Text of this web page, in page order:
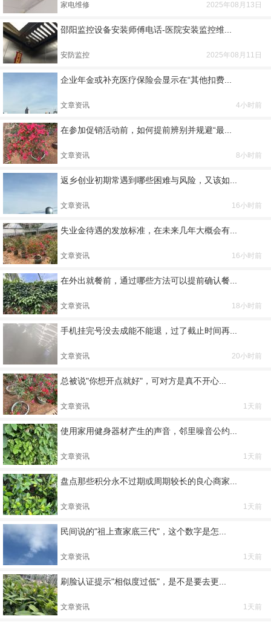
家电维修 2025年08月13日
邵阳监控设备安装师傅电话-医院安装监控维...
安防监控 2025年08月11日
企业年金或补充医疗保险会显示在“其他扣费...
文章资讯 4小时前
在参加促销活动前，如何提前辨别并规避“最...
文章资讯 8小时前
返乡创业初期常遇到哪些困难与风险，又该如...
文章资讯 16小时前
失业金待遇的发放标准，在未来几年大概会有...
文章资讯 16小时前
在外出就餐前，通过哪些方法可以提前确认餐...
文章资讯 18小时前
手机挂完号没去成能不能退，过了截止时间再...
文章资讯 20小时前
总被说"你想开点就好"，可对方是真不开心...
文章资讯 1天前
使用家用健身器材产生的声音，邻里噪音公约...
文章资讯 1天前
盘点那些积分永不过期或周期较长的良心商家...
文章资讯 1天前
民间说的"祖上查家底三代"，这个数字是怎...
文章资讯 1天前
刷脸认证提示"相似度过低"，是不是要去更...
文章资讯 1天前